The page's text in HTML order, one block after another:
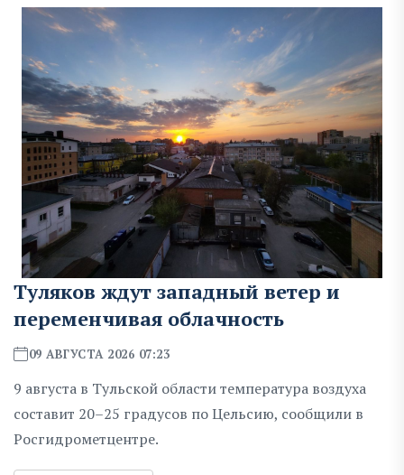
Туляков ждут западный ветер и
переменчивая облачность
09 АВГУСТА 2026 07:23
9 августа в Тульской области температура воздуха
составит 20–25 градусов по Цельсию, сообщили в
Росгидрометцентре.